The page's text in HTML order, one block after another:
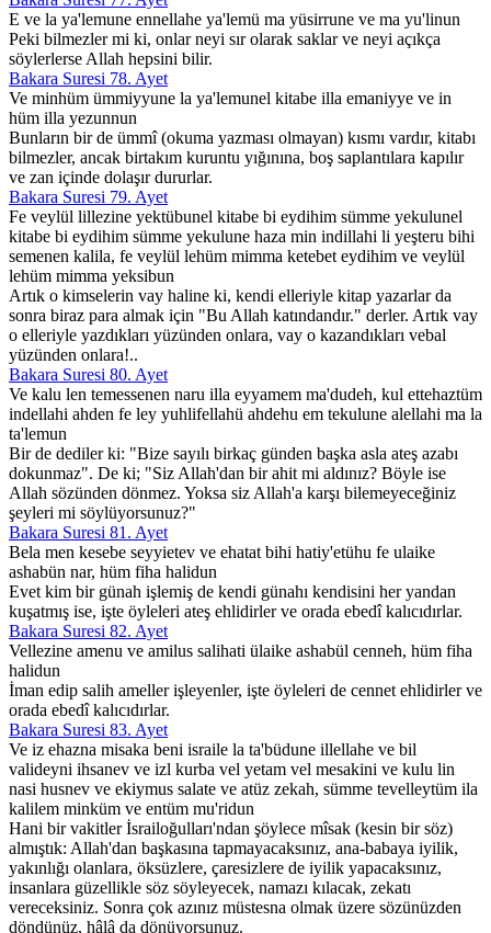
E ve la ya'lemune ennellahe ya'lemü ma yüsirrune ve ma yu'linun
Peki bilmezler mi ki, onlar neyi sır olarak saklar ve neyi açıkça
söylerlerse Allah hepsini bilir.
Bakara Suresi 78. Ayet
Ve minhüm ümmiyyune la ya'lemunel kitabe illa emaniyye ve in
hüm illa yezunnun
Bunların bir de ümmî (okuma yazması olmayan) kısmı vardır, kitabı
bilmezler, ancak birtakım kuruntu yığınına, boş saplantılara kapılır
ve zan içinde dolaşır dururlar.
Bakara Suresi 79. Ayet
Fe veylül lillezine yektübunel kitabe bi eydihim sümme yekulunel
kitabe bi eydihim sümme yekulune haza min indillahi li yeşteru bihi
semenen kalila, fe veylül lehüm mimma ketebet eydihim ve veylül
lehüm mimma yeksibun
Artık o kimselerin vay haline ki, kendi elleriyle kitap yazarlar da
sonra biraz para almak için "Bu Allah katındandır." derler. Artık vay
o elleriyle yazdıkları yüzünden onlara, vay o kazandıkları vebal
yüzünden onlara!..
Bakara Suresi 80. Ayet
Ve kalu len temessenen naru illa eyyamem ma'dudeh, kul ettehaztüm
indellahi ahden fe ley yuhlifellahü ahdehu em tekulune alellahi ma la
ta'lemun
Bir de dediler ki: "Bize sayılı birkaç günden başka asla ateş azabı
dokunmaz". De ki; "Siz Allah'dan bir ahit mi aldınız? Böyle ise
Allah sözünden dönmez. Yoksa siz Allah'a karşı bilemeyeceğiniz
şeyleri mi söylüyorsunuz?"
Bakara Suresi 81. Ayet
Bela men kesebe seyyietev ve ehatat bihi hatiy'etühu fe ulaike
ashabün nar, hüm fiha halidun
Evet kim bir günah işlemiş de kendi günahı kendisini her yandan
kuşatmış ise, işte öyleleri ateş ehlidirler ve orada ebedî kalıcıdırlar.
Bakara Suresi 82. Ayet
Vellezine amenu ve amilus salihati ülaike ashabül cenneh, hüm fiha
halidun
İman edip salih ameller işleyenler, işte öyleleri de cennet ehlidirler ve
orada ebedî kalıcıdırlar.
Bakara Suresi 83. Ayet
Ve iz ehazna misaka beni israile la ta'büdune illellahe ve bil
valideyni ihsanev ve izl kurba vel yetam vel mesakini ve kulu lin
nasi husnev ve ekiymus salate ve atüz zekah, sümme tevelleytüm ila
kalilem minküm ve entüm mu'ridun
Hani bir vakitler İsrailoğulları'ndan şöylece mîsak (kesin bir söz)
almıştık: Allah'dan başkasına tapmayacaksınız, ana-babaya iyilik,
yakınlığı olanlara, öksüzlere, çaresizlere de iyilik yapacaksınız,
insanlara güzellikle söz söyleyecek, namazı kılacak, zekatı
vereceksiniz. Sonra çok azınız müstesna olmak üzere sözünüzden
döndünüz, hâlâ da dönüyorsunuz.